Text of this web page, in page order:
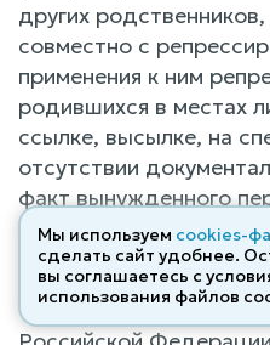
других
совместно с
применения к ним
родившихся в местах
ссылке, высылке, на
отсутствии
факт вынужденного
репрессиями
устанавливаться
Статья 14.
Мы используем cookies-
сделать сайт удобнее.
вы соглашаетесь с
использования файлов